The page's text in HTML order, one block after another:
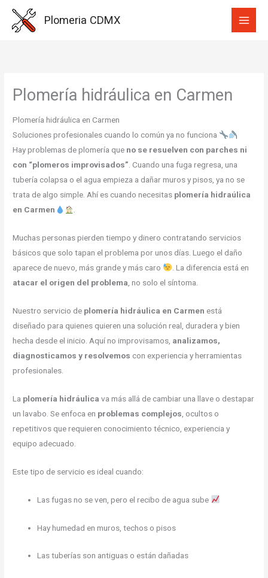
Plomeria CDMX
Plomería hidráulica en Carmen
Plomería hidráulica en Carmen
Soluciones profesionales cuando lo común ya no funciona
Hay problemas de plomería que no se resuelven con parches ni
con “plomeros improvisados”. Cuando una fuga regresa, una
tubería colapsa o el agua empieza a dañar muros y pisos, ya no se
trata de algo simple. Ahí es cuando necesitas plomería hidraúlica
en Carmen
.
Muchas personas pierden tiempo y dinero contratando servicios
básicos que solo tapan el problema por unos días. Luego el daño
aparece de nuevo, más grande y más caro
. La diferencia está en
atacar el origen del problema , no solo el síntoma.
Nuestro servicio de plomería hidráulica en Carmen está
diseñado para quienes quieren una solución real, duradera y bien
hecha desde el inicio. Aquí no improvisamos, analizamos,
diagnosticamos y resolvemos con experiencia y herramientas
profesionales.
La plomería hidráulicava más allá de cambiar una llave o destapar
un lavabo. Se enfoca en problemas complejos , ocultos o
repetitivos que requieren conocimiento técnico, experiencia y
equipo adecuado.
Este tipo de servicio es ideal cuando:
Las fugas no se ven, pero el recibo de agua sube
Hay humedad en muros, techos o pisos
Las tuberías son antiguas o están dañadas